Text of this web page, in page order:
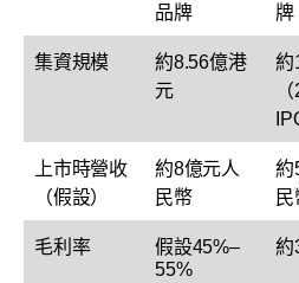
品牌
牌
集資規模
約8.56億港
元
約
上市時營收
（假設）
約8億元人
民幣
約
毛利率
假設45%–
55%
約